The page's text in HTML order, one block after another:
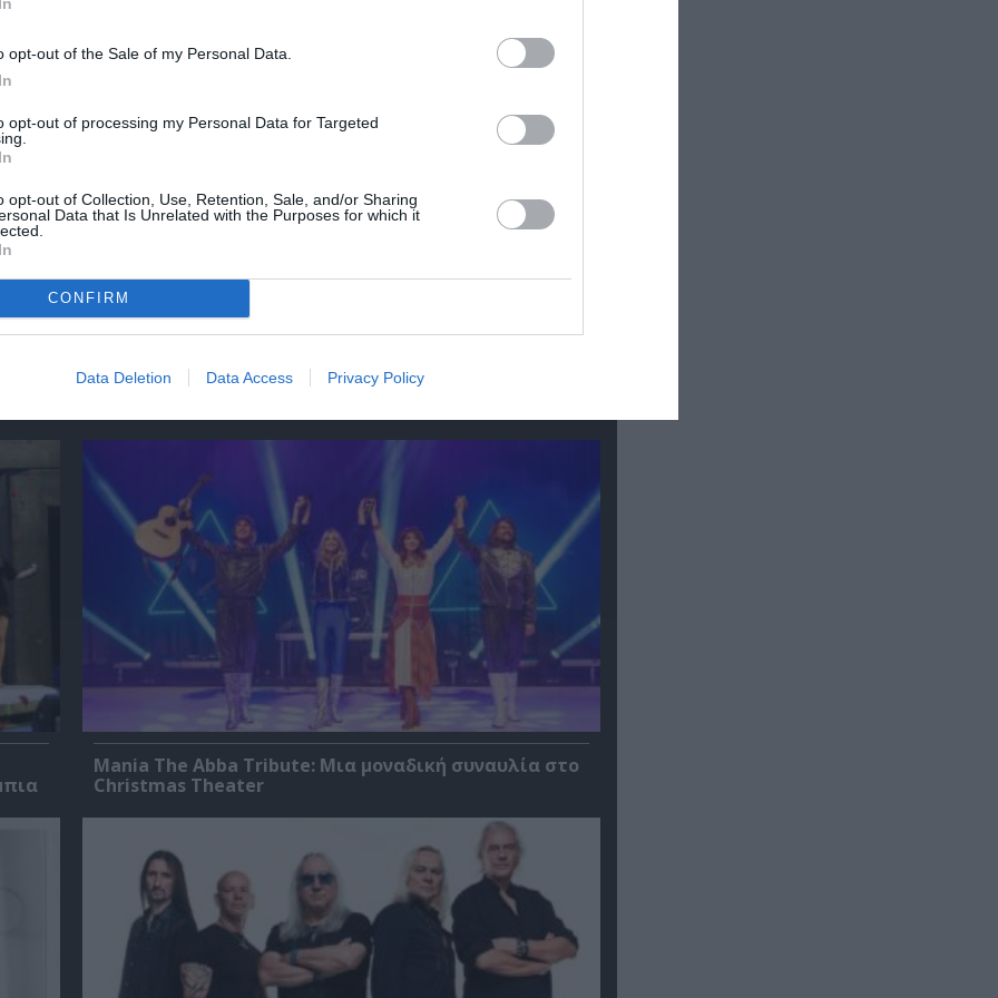
opt-out of the Sale of my Personal Data.
opt-out of processing my Personal Data for Targeted
opt-out of Collection, Use, Retention, Sale, and/or Sharing
Data that Is Unrelated with the Purposes for which it
CONFIRM
Data Deletion Data Access Privacy Policy
στο Ίδρυμα Π. & Μ. Κυδωνιέως
Mania The Abba Tribute: Μια μοναδική συναυλία στο
Christmas Theater